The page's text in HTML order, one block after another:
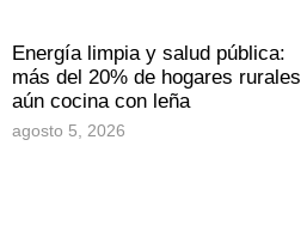
Energía limpia y salud pública:
más del 20% de hogares rurales
aún cocina con leña
agosto 5, 2026